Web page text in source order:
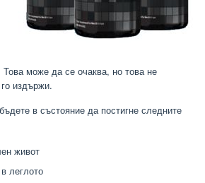
може да се очаква, но това не
издържи.
в състояние да постигне следните
живот
леглото